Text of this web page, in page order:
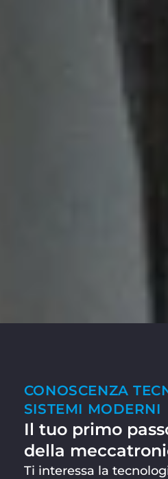
CONOSCENZA
SISTEMI MODERNI
Il tuo primo
della
Ti interessa la